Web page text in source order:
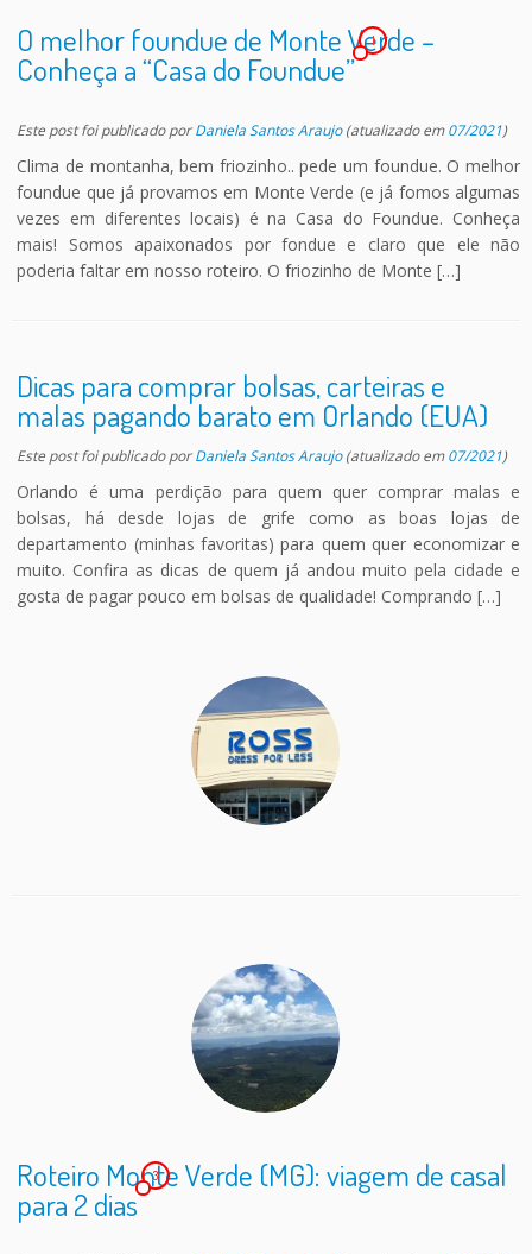
O melhor foundue de Monte Verde –
Conheça a “Casa do Foundue”
1
Este post foi publicadoporDaniela Santos Araujo(atualizado em07/2021)
Clima de montanha, bem friozinho.. pede um foundue. O melhor
foundue que já provamos em Monte Verde (e já fomos algumas
vezes em diferentes locais) é na Casa do Foundue. Conheça
mais! Somos apaixonados por fondue e claro que ele não
poderia faltar em nosso roteiro. O friozinho de Monte […]
Dicas para comprar bolsas, carteiras e
malas pagando barato em Orlando (EUA)
Este post foi publicadoporDaniela Santos Araujo(atualizado em07/2021)
Orlando é uma perdição para quem quer comprar malas e
bolsas, há desde lojas de grife como as boas lojas de
departamento (minhas favoritas) para quem quer economizar e
muito. Confira as dicas de quem já andou muito pela cidade e
gosta de pagar pouco em bolsas de qualidade! Comprando […]
Roteiro Monte Verde (MG): viagem de casal
para 2 dias
3